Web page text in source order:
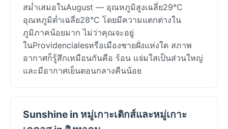
สม่ำเสมอในAugust — อุณหภูมิสูงเฉลี่ย29°C
อุณหภูมิต่ำเฉลี่ย28°C โดยมีความแตกต่างใน
ภูมิภาคน้อยมาก ไม่ว่าคุณจะอยู่
ในProvidencialesหรือเมืองชายฝั่งแห่งใด สภาพ
อากาศก็รู้สึกเหมือนกันคือ ร้อน แจ่มใสเป็นส่วนใหญ่
และมีอากาศเย็นตอนกลางคืนน้อย
Sunshine in หมู่เกาะเติกส์และหมู่เกาะ